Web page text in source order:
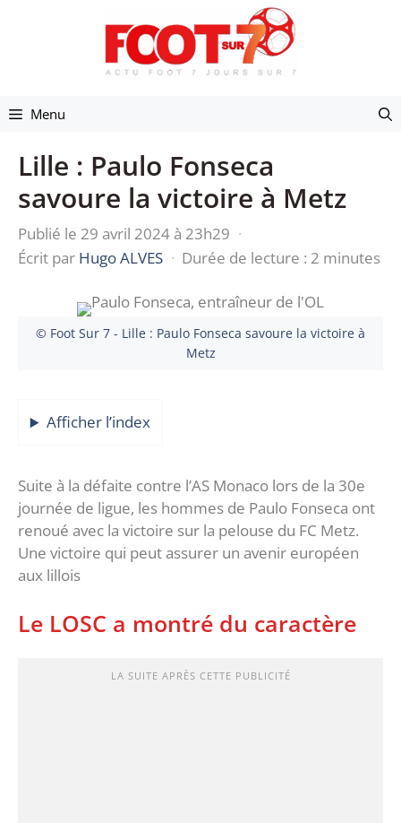
Menu
Lille : Paulo Fonseca
savoure la victoire à Metz
Publié le 29 avril 2024 à 23h29 ·
Écrit par Hugo ALVES · Durée de lecture : 2 minutes
© Foot Sur 7 - Lille : Paulo Fonseca savoure la victoire à
Metz
Afficher l’index
Suite à la défaite contre l’AS Monaco lors de la 30e
journée de ligue, les hommes de Paulo Fonseca ont
renoué avec la victoire sur la pelouse du FC Metz.
Une victoire qui peut assurer un avenir européen
aux lillois
Le LOSC a montré du caractère
LA SUITE APRÈS CETTE PUBLICITÉ